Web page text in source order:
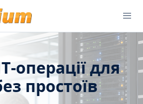
операції для
простоїв